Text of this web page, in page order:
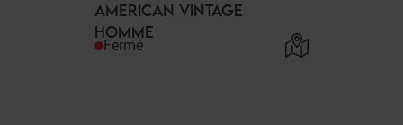
AMERICAN VINTAGE
HOMME
Fermé